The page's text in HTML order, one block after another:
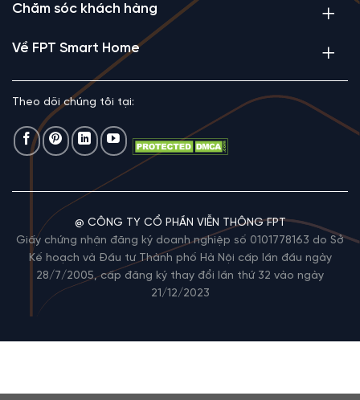
Chăm sóc khách hàng
Về FPT Smart Home
Theo dõi chúng tôi tại:
@ CÔNG TY CỔ PHẦN VIỄN THÔNG FPT
Giấy chứng nhận đăng ký doanh nghiệp số 0101778163 do Sở
Kế hoạch và Đầu tư Thành phố Hà Nội cấp lần đầu ngày
28/7/2005, cấp đăng ký thay đổi lần thứ 32 vào ngày
21/12/2023